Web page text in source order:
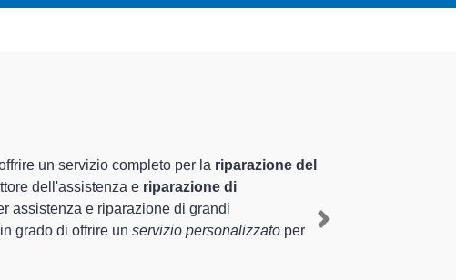
pluriennale nel territorio di Castelleone e provincia
, mediante il ripristino rapido del corretto
di diverse tipologie sugli elettrodomestici daNext